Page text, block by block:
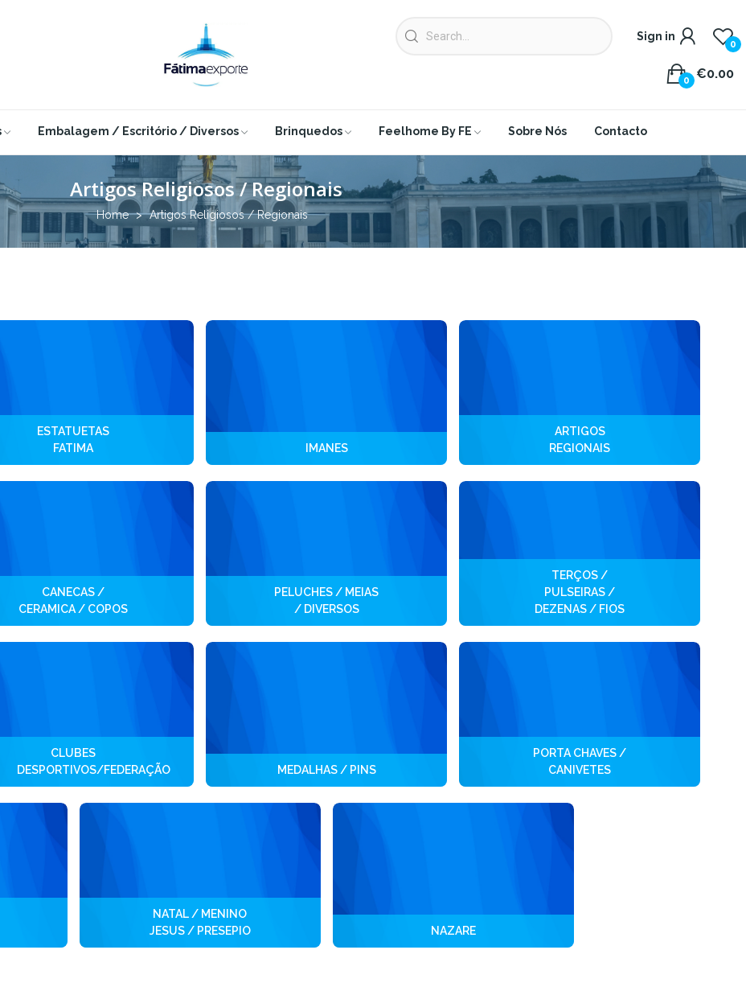
Sign in
0
€0.00
0
Embalagem / Escritório / Diversos Brinquedos Feelhome By FE Sobre Nós Contacto
Artigos Religiosos / Regionais
Home Artigos Religiosos / Regionais
ESTATUETAS
FATIMA
IMANES
ARTIGOS
REGIONAIS
CANECAS /
CERAMICA / COPOS
PELUCHES / MEIAS
/ DIVERSOS
TERÇOS /
PULSEIRAS /
DEZENAS / FIOS
CLUBES
DESPORTIVOS/FEDERAÇÃO
MEDALHAS / PINS
PORTA CHAVES /
CANIVETES
NATAL / MENINO
JESUS / PRESEPIO
NAZARE